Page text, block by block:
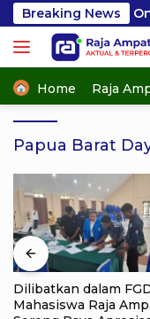
Skip
to
content
Breaking News
Online dan
Home Raja
Papua Barat
Dilibatkan dalam
Mahasiswa Raja